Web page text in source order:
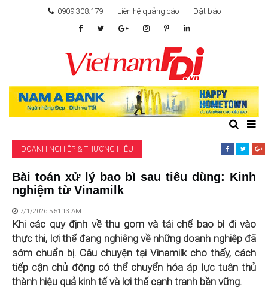
0909.308.179 Liên hệ quảng cáo Đặt báo
TÂM ĐIỂM ĐẦU TƯ
TÀI CHÍNH
KHỞI NGHIỆP
GIẢI TRÍ & CÔNG NGHỆ
DOANH NGHIỆP & THƯƠNG HIỆU
Bài toán xử lý bao bì sau tiêu dùng: Kinh
nghiệm từ Vinamilk
7/1/2026 5:51:13 AM
Khi các quy định về thu gom và tái chế bao bì đi vào
thực thi, lợi thế đang nghiêng về những doanh nghiệp đã
sớm chuẩn bị. Câu chuyện tại Vinamilk cho thấy, cách
tiếp cận chủ động có thể chuyển hóa áp lực tuân thủ
thành hiệu quả kinh tế và lợi thế cạnh tranh bền vững.